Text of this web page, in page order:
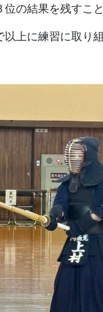
の結果を残すこと
上に練習に取り組